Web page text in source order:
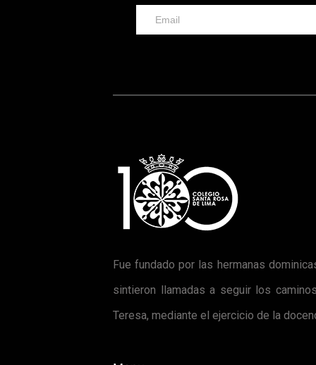
Fue fundado por las hermanas
sintieron llamadas a seguir los
Teresa, mediante el ejercicio de la